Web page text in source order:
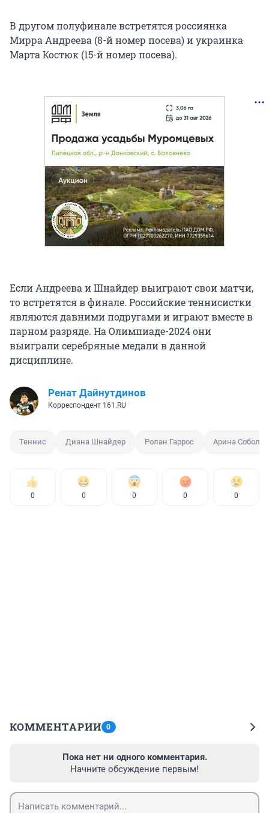
В другом полуфинале встретятся россиянка
Мирра Андреева (8-й номер посева) и украинка
Марта Костюк (15-й номер посева).
Если Андреева и Шнайдер выиграют свои матчи,
то встретятся в финале. Российские теннисистки
являются давними подругами и играют вместе в
парном разряде. На Олимпиаде-2024 они
выиграли серебряные медали в данной
дисциплине.
Ренат Дайнутдинов
Корреспондент 161.RU
Теннис Диана Шнайдер Ролан Гаррос Арина
0 0 0 0 0
КОММЕНТАРИИ 0
Пока нет ни одного комментария.
Начните обсуждение первым!